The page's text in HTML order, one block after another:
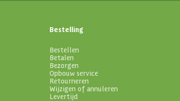
Bestelling
Bestellen
Betalen
Bezorgen
Opbouw service
Retourneren
Wijzigen of annuleren
Levertijd